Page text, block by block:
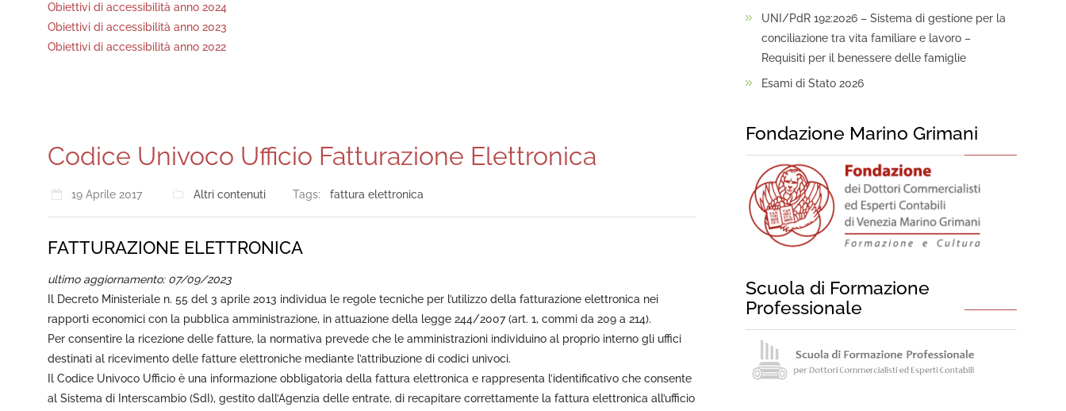
Obiettivi di accessibilità anno 2024
Obiettivi di accessibilità anno 2023
Obiettivi di accessibilità anno 2022
Codice Univoco Ufficio Fatturazione Elettronica
19 Aprile 2017 Altri contenuti Tags: fattura elettronica
FATTURAZIONE ELETTRONICA
ultimo aggiornamento: 07/09/2023
Il Decreto Ministeriale n. 55 del 3 aprile 2013 individua le regole tecniche per l’utilizzo della fatturazione elettronica nei
rapporti economici con la pubblica amministrazione, in attuazione della legge 244/2007 (art. 1, commi da 209 a 214).
Per consentire la ricezione delle fatture, la normativa prevede che le amministrazioni individuino al proprio interno gli uffici
destinati al ricevimento delle fatture elettroniche mediante l’attribuzione di codici univoci.
Il Codice Univoco Ufficio è una informazione obbligatoria della fattura elettronica e rappresenta l’identificativo che consente
al Sistema di Interscambio (SdI), gestito dall’Agenzia delle entrate, di recapitare correttamente la fattura elettronica all’ufficio
UNI/PdR 192:2026 – Sistema di gestione per la
conciliazione tra vita familiare e lavoro –
Requisiti per il benessere delle famiglie
Esami di Stato 2026
Fondazione Marino Grimani
Scuola di Formazione
Professionale